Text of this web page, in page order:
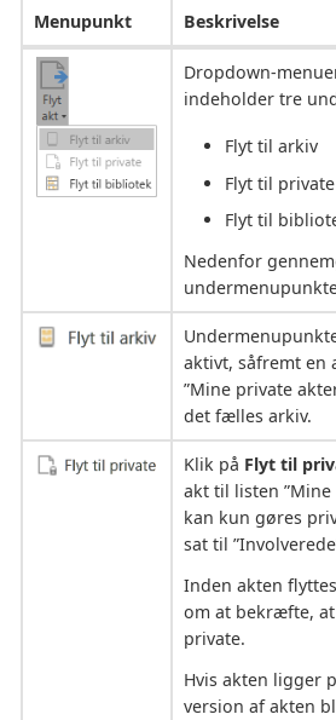
Menupunkt Beskrivelse
Dropdown-
indeholder tre
Flyt til arkiv
Flyt til private
Flyt til
Nedenfor
aktivt, såfremt en
”Mine private
det fælles arkiv.
Klik på Flyt til
akt til listen
kan kun gøres
sat til
Inden akten
om at bekræfte,
private.
Hvis akten ligger
version af akten